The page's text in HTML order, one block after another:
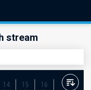
stream
14 15 16 17